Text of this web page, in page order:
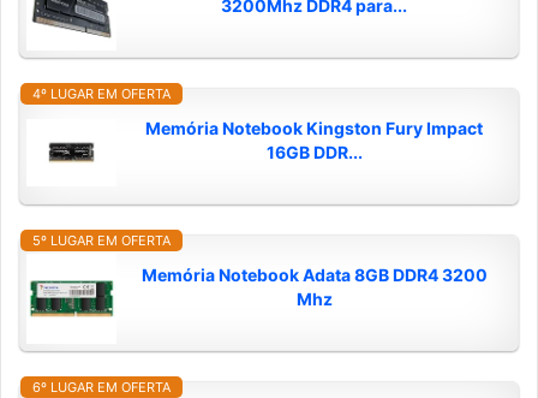
3200Mhz DDR4 para...
4º LUGAR EM OFERTA
Memória Notebook Kingston Fury Impact
16GB DDR...
5º LUGAR EM OFERTA
Memória Notebook Adata 8GB DDR4 3200
Mhz
6º LUGAR EM OFERTA